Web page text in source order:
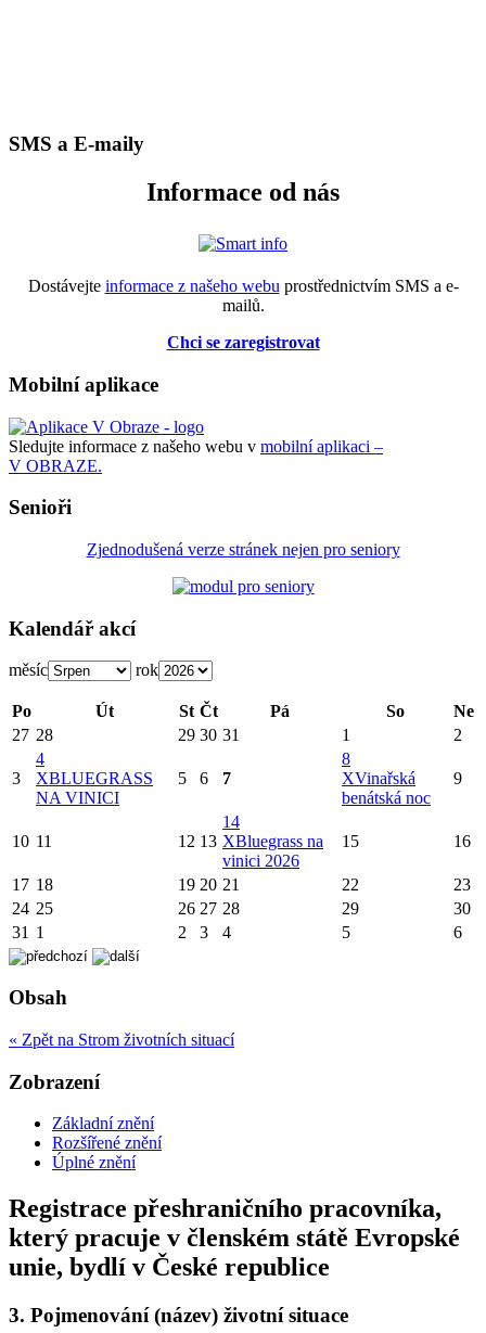
SMS a E-maily
Informace od nás
Dostávejte informace z našeho webu prostřednictvím SMS a e-
mailů.
Chci se zaregistrovat
Mobilní aplikace
Sledujte informace z našeho webu v mobilní aplikaci –
V OBRAZE.
Senioři
Zjednodušená verze stránek nejen pro seniory
Kalendář akcí
měsíc rok
Po Út St Čt Pá So
Ne
27 28 29 30 31 1 2
3
4
XBLUEGRASS
NA VINICI
5 6 7
8
XVinařská
benátská noc
9
10 11 12 13
14
XBluegrass na
vinici 2026
15 16
17 18 19 20 21 22
23
24 25 26 27 28 29
30
31 1 2 3 4 5 6
Obsah
« Zpět na Strom životních situací
Zobrazení
Základní znění
Rozšířené znění
Úplné znění
Registrace přeshraničního pracovníka,
který pracuje v členském státě Evropské
unie, bydlí v České republice
3. Pojmenování (název) životní situace